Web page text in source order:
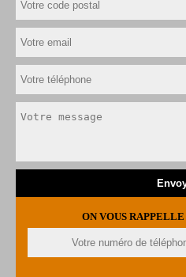
ON VOUS